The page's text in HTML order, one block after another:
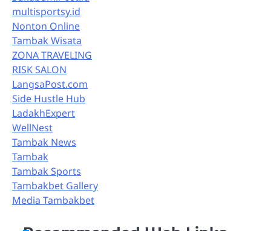
multisportsy.id
Nonton Online
Tambak Wisata
ZONA TRAVELING
RISK SALON
LangsaPost.com
Side Hustle Hub
LadakhExpert
WellNest
Tambak News
Tambak
Tambak Sports
Tambakbet Gallery
Media Tambakbet